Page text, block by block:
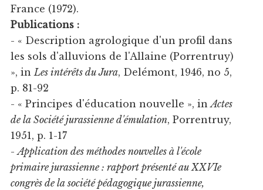
France (1972).
Publications :
- « Description agrologique d'un profil dans
les sols d'alluvions de l'Allaine (Porrentruy)
», inLes intérêts du Jura, Delémont, 1946, no 5,
p. 81-92
- « Principes d'éducation nouvelle », inActes
de la Société jurassienne d'émulation, Porrentruy,
1951, p. 1-17
-Application des méthodes nouvelles à l'école
primaire jurassienne : rapport présenté au XXVIe
congrès de la société pédagogique jurassienne,